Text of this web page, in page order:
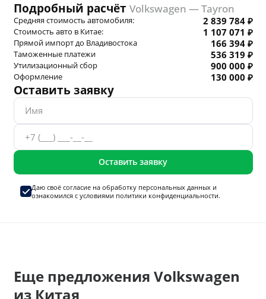
Подробный расчёт Volkswagen — Tayron
Средняя стоимость автомобиля: 2 839 784 ₽
Стоимость авто в Китае: 1 107 071 ₽
Прямой импорт до Владивостока 166 394 ₽
Таможенные платежи 536 319 ₽
Утилизационный сбор 900 000 ₽
Оформление 130 000 ₽
Оставить заявку
Оставить заявку
Даю своё согласие на обработку персональных данныхи
ознакомился с условиями политики конфиденциальности.
Еще предложения Volkswagen
из Китая